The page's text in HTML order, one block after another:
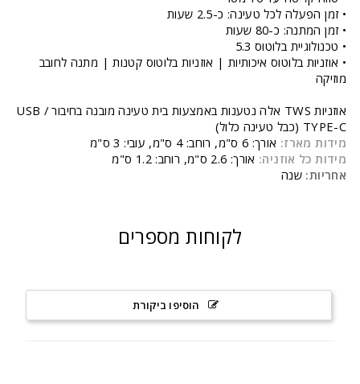
• זמן הפעלה לכל טעינה: כ-2.5 שעות
• זמן המתנה: כ-80 שעות
• טכנולוגיית בלוטוס 5.3
• אוזניות בלוטוס איכותיות | אוזניות בלוטוס קטנות | מתנה לחובב
מוזיקה
אוזניות TWS אלה נטענות באמצעות בית טעינה מובנה בחיבור USB /
TYPE-C (כבל טעינה כלול)
מידות מארז: אורך: 6 ס"מ, רוחב: 4 ס"מ, עובי: 3 ס"מ
מידות כל אוזניה: אורך: 2.6 ס"מ, רוחב: 1.2 ס"מ
אחריות: שנה
לקוחות מספרים
הוסיפו ביקורת